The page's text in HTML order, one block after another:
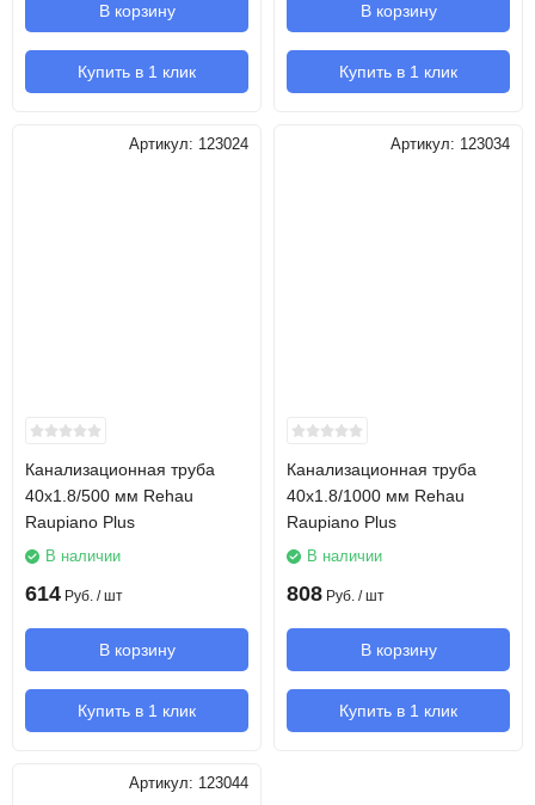
В корзину
Купить в 1 клик
В корзину
Купить в 1 клик
Артикул: 123024
Канализационная труба
40х1.8/500 мм Rehau
Raupiano Plus
В наличии
614 Руб. / шт
В корзину
Купить в 1 клик
Артикул: 123034
Канализационная труба
40х1.8/1000 мм Rehau
Raupiano Plus
В наличии
808 Руб. / шт
В корзину
Купить в 1 клик
Артикул: 123044